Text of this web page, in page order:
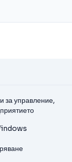
за управление,